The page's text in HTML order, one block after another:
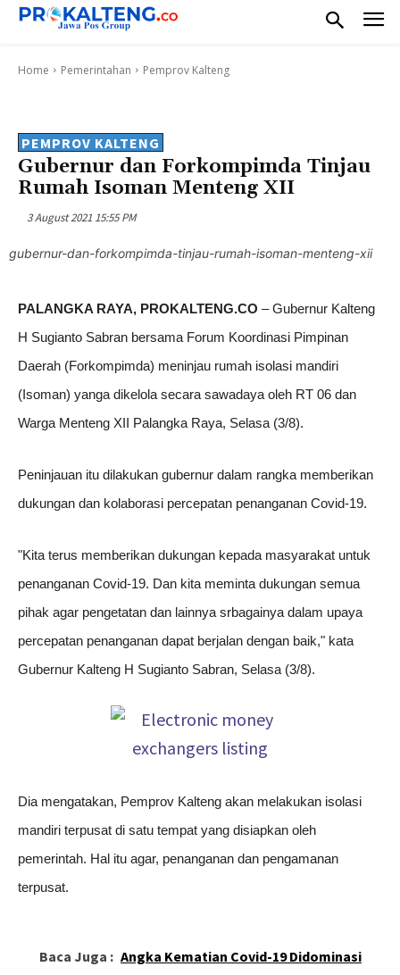
Home Pemerintahan Pemprov Kalteng
PEMPROV KALTENG
Gubernur dan Forkompimda Tinjau
Rumah Isoman Menteng XII
3 August 2021 15:55 PM
gubernur-dan-forkompimda-tinjau-rumah-isoman-menteng-xii
PALANGKA RAYA, PROKALTENG.CO – Gubernur Kalteng
H Sugianto Sabran bersama Forum Koordinasi Pimpinan
Daerah (Forkompimda) meninjau rumah isolasi mandiri
(Isoman) yanga dikelola secara sawadaya oleh RT 06 dan
Warga Menteng XII Palangka Raya, Selasa (3/8).
Peninjauan itu dilakukan gubernur dalam rangka memberikan
dukungan dan kolaborasi percepatan penanganan Covid-19.
"Kita terus memberikan dukungan kepada masyarakat untuk
penanganan Covid-19. Dan kita meminta dukungan semua
pihak agar pengetatan dan lainnya srbagainya dalam upaya
percepatan penanganan dapat berjalan dengan baik," kata
Gubernur Kalteng H Sugianto Sabran, Selasa (3/8).
Dia mengatakan, Pemprov Kalteng akan melakukan isolasi
mandiri terpusat di satu tempat yang disiapkan oleh
pemerintah. Hal itu agar, penanganan dan pengamanan
terpusat.
Baca Juga : Angka Kematian Covid-19 Didominasi